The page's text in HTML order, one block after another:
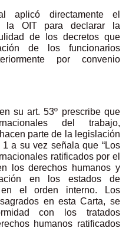
aplicó directamente el
la OIT para declarar la
de los decretos que
de los funcionarios
por convenio
su art. 53º prescribe que
del trabajo,
parte de la legislación
1 a su vez señala que “Los
ratificados por el
los derechos humanos y
en los estados de
en el orden interno. Los
en esta Carta, se
con los tratados
humanos ratificados